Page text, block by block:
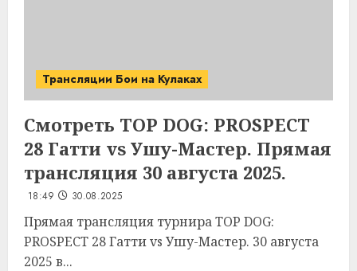
Трансляции Бои на Кулаках
Смотреть TOP DOG: PROSPECT
28 Гатти vs Ушу-Мастер. Прямая
трансляция 30 августа 2025.
18:49 30.08.2025
Прямая трансляция турнира TOP DOG:
PROSPECT 28 Гатти vs Ушу-Мастер. 30 августа
2025 в...